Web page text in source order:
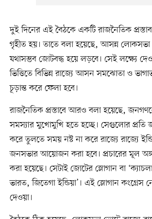
দুই দিনের এই বৈঠকে একটি রাজনৈতিক প্রস্তাব
গৃহীত হয়। তাতে বলা হয়েছে, আসন্ন লোকসভা
যথাসম্ভব জোটবদ্ধ হয়ে লড়বে। সেই লক্ষ্যে
ভিত্তিতে বিভিন্ন রাজ্যে আসন সমঝোতা ও
চূড়ান্ত করে ফেলা হবে।
রাজনৈতিক প্রস্তাবে আরও বলা হয়েছে,
সমস্যার মুখোমুখি হতে হচ্ছে। সেগুলোর
করে তুলতে সময় নষ্ট না করে রাজ্যে রাজ্যে
জনসভার আয়োজন করা হবে। প্রচারের মূল অঙ্গ
করা হয়েছে। সেটাই জোটের স্লোগান বা
ভারত, জিতেগা ইন্ডিয়া’। এই স্লোগান কংগ্রেস
দেওয়া।